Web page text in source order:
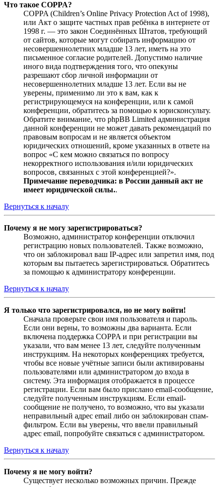
Что такое COPPA?
COPPA (Children’s Online Privacy Protection Act of 1998),
или Акт о защите частных прав ребёнка в интернете от
1998 г. — это закон Соединённых Штатов, требующий
от сайтов, которые могут собирать информацию от
несовершеннолетних младше 13 лет, иметь на это
письменное согласие родителей. Допустимо наличие
иного вида подтверждения того, что опекуны
разрешают сбор личной информации от
несовершеннолетних младше 13 лет. Если вы не
уверены, применимо ли это к вам, как к
регистрирующемуся на конференции, или к самой
конференции, обратитесь за помощью к юрисконсульту.
Обратите внимание, что phpBB Limited администрация
данной конференции не может давать рекомендаций по
правовым вопросам и не является объектом
юридических отношений, кроме указанных в ответе на
вопрос «С кем можно связаться по вопросу
некорректного использования и/или юридических
вопросов, связанных с этой конференцией?».
Примечание переводчика: в России данный акт не
имеет юридической силы..
Вернуться к началу
Почему я не могу зарегистрироваться?
Возможно, администратор конференции отключил
регистрацию новых пользователей. Также возможно,
что он заблокировал ваш IP-адрес или запретил имя, под
которым вы пытаетесь зарегистрироваться. Обратитесь
за помощью к администратору конференции.
Вернуться к началу
Я только что зарегистрировался, но не могу войти!
Сначала проверьте свои имя пользователя и пароль.
Если они верны, то возможны два варианта. Если
включена поддержка COPPA и при регистрации вы
указали, что вам менее 13 лет, следуйте полученным
инструкциям. На некоторых конференциях требуется,
чтобы все новые учётные записи были активированы
пользователями или администратором до входа в
систему. Эта информация отображается в процессе
регистрации. Если вам было прислано email-сообщение,
следуйте полученным инструкциям. Если email-
сообщение не получено, то возможно, что вы указали
неправильный адрес email либо он заблокирован спам-
фильтром. Если вы уверены, что ввели правильный
адрес email, попробуйте связаться с администратором.
Вернуться к началу
Почему я не могу войти?
Существует несколько возможных причин. Прежде